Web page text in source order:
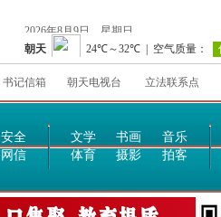
书记信箱 朝天电视台 立法联系点
安全
网信
文学 书画
音乐
体育
摄影 拍客